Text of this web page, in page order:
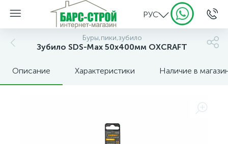
РУС
Буры,пики,зубило
Зубило SDS-Max 50х400мм OXCRAFT
Описание Характеристики Наличие в